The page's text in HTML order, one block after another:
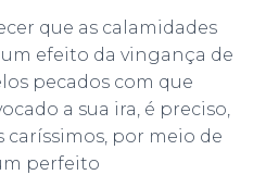
que as calamidades
efeito da vingança de
pecados com que
a sua ira, é preciso,
caríssimos, por meio de
perfeito